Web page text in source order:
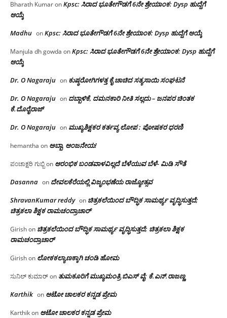
Bharath KumaronKpsc: ಸಿರಾದ ಭೂತೇಗೌಡಗೆ 6ನೇ ಶ್ರೇಯಾಂಕ: Dysp ಹುದ್ದೆಗೆ
ಆಯ್ಕೆ
Madhu onKpsc: ಸಿರಾದ ಭೂತೇಗೌಡಗೆ 6ನೇ ಶ್ರೇಯಾಂಕ: Dysp ಹುದ್ದೆಗೆ ಆಯ್ಕೆ
Manjula dh gowda onKpsc: ಸಿರಾದ ಭೂತೇಗೌಡಗೆ 6ನೇ ಶ್ರೇಯಾಂಕ: Dysp ಹುದ್ದೆಗೆ
ಆಯ್ಕೆ
Dr. O Nagaraju on ಕುಷ್ಠರೋಗಿಗಳತ್ತ ಕೈ ಚಾಚಿದ ಸತ್ಯಸಾಯಿ ಸಂಘಟನೆ
Dr. O Nagaraju on ದಬ್ಬಾಳಿಕೆ, ದಮನಕಾರಿ ನೀತಿ ಸಲ್ಲದು – ಜನಪರ ಚಿಂತಕ
ಕೆ.ದೊರೈರಾಜ್
Dr. O Nagaraju on ಮುಖ್ಯಶಿಕ್ಷಕರ ಕರ್ತವ್ಯ ಲೋಪ : ಪೋಷಕರ ಧರಣಿ
hemantha on ಅಬ್ಬಾ, ಆಂಜನೇಯ!
ಪಂಚಾಕ್ಷರಿ ಗುಬ್ಬಿon ಆರಂಭಿಕ ಬಂಡವಾಳವಿಲ್ಲದೆ ಬೆಳೆಯುವ ಬೆಳೆ- ಮಿಡಿ ಸೌತೆ
Dasanna on ದೇವಲಕೆರೆಯಲ್ಲಿ ವಿಜೃಂಭಣೆಯ ರಾಜ್ಯೋತ್ಸವ
ShravanKumar reddy on ಚಿತ್ರಕಲೆಯಿಂದ ಬೌದ್ಧಿಕ ಸಾಮರ್ಥ್ಯ ವೃದ್ಧಿಸುತ್ತದೆ;
ಚಿತ್ರಕಲಾ ಶಿಕ್ಷಕ ರಾಮಚಂದ್ರಾಚಾರ್
Girishon ಚಿತ್ರಕಲೆಯಿಂದ ಬೌದ್ಧಿಕ ಸಾಮರ್ಥ್ಯ ವೃದ್ಧಿಸುತ್ತದೆ; ಚಿತ್ರಕಲಾ ಶಿಕ್ಷಕ
ರಾಮಚಂದ್ರಾಚಾರ್
Girishon ಲೋಕಕಲ್ಯಾಣಕ್ಕಾಗಿ ಚಂಡಿ ಹೋಮ
ಸುನಿಲ್ ಕುಮಾರ್on ತುಮಕೂರಿಗೆ ಮುಖ್ಯಮಂತ್ರಿ ಬಿಎಸ್ ವೈ: ಕೆ.ಎನ್.ರಾಜಣ್ಣ
Karthik on ಆಟೋ ಚಾಲಕರ ಕನ್ನಡ ಪ್ರೇಮ
Karthikon ಆಟೋ ಚಾಲಕರ ಕನ್ನಡ ಪ್ರೇಮ